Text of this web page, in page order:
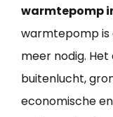
warmtepomp
warmtepomp is
meer nodig.
buitenlucht,
economische